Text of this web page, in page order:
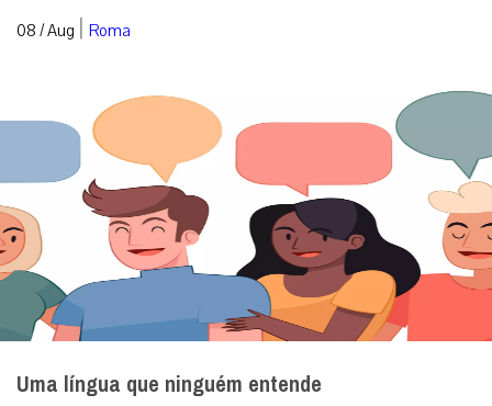
08 / Aug | Roma
Uma língua que ninguém entende